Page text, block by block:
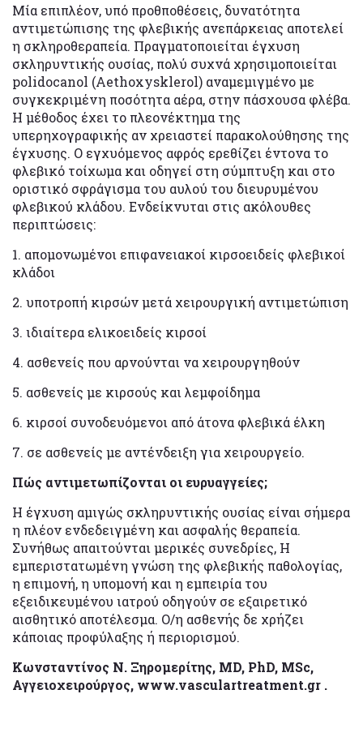
Μία επιπλέον, υπό προθποθέσεις, δυνατότητα
αντιμετώπισης της φλεβικής ανεπάρκειας αποτελεί
η σκληροθεραπεία. Πραγματοποιείται έγχυση
σκληρυντικής ουσίας, πολύ συχνά χρησιμοποιείται
polidocanol (Aethoxysklerol) αναμεμιγμένο με
συγκεκριμένη ποσότητα αέρα, στην πάσχουσα φλέβα.
Η μέθοδος έχει το πλεονέκτημα της
υπερηχογραφικής αν χρειαστεί παρακολούθησης της
έγχυσης. Ο εγχυόμενος αφρός ερεθίζει έντονα το
φλεβικό τοίχωμα και οδηγεί στη σύμπτυξη και στο
οριστικό σφράγισμα του αυλού του διευρυμένου
φλεβικού κλάδου. Ενδείκνυται στις ακόλουθες
περιπτώσεις:
1. απομονωμένοι επιφανειακοί κιρσοειδείς φλεβικοί
κλάδοι
2. υποτροπή κιρσών μετά χειρουργική αντιμετώπιση
3. ιδιαίτερα ελικοειδείς κιρσοί
4. ασθενείς που αρνούνται να χειρουργηθούν
5. ασθενείς με κιρσούς και λεμφοίδημα
6. κιρσοί συνοδευόμενοι από άτονα φλεβικά έλκη
7. σε ασθενείς με αντένδειξη για χειρουργείο.
Πώς αντιμετωπίζονται οι ευρυαγγείες;
Η έγχυση αμιγώς σκληρυντικής ουσίας είναι σήμερα
η πλέον ενδεδειγμένη και ασφαλής θεραπεία.
Συνήθως απαιτούνται μερικές συνεδρίες, Η
εμπεριστατωμένη γνώση της φλεβικής παθολογίας,
η επιμονή, η υπομονή και η εμπειρία του
εξειδικευμένου ιατρού οδηγούν σε εξαιρετικό
αισθητικό αποτέλεσμα. Ο/η ασθενής δε χρήζει
κάποιας προφύλαξης ή περιορισμού.
Κωνσταντίνος Ν. Ξηρομερίτης, MD, PhD, MSc,
Αγγειοχειρούργος, www.vasculartreatment.gr .